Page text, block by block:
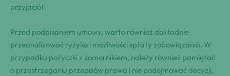
przyjaciół.
Przed podpisaniem⁤ umowy, warto również dokładnie
przeanalizować⁤ ryzyko i możliwości spłaty⁣ zobowiązania. W‌
przypadku pożyczki⁣ z komornikiem, należy również pamiętać
o przestrzeganiu przepisów prawa i nie podejmować⁤ decyzji,